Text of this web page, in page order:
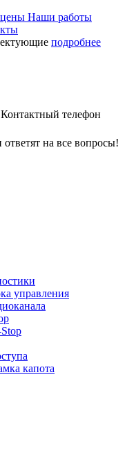
Наши работы
подробнее
Контактный телефон
на все вопросы!
управления
капота